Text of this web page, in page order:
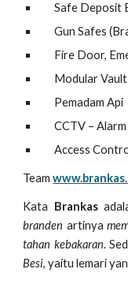
Safe Deposit
Gun Safes
Fire Door,
Modular
Pemadam Api
CCTV – Alarm
Access
Team
Kata Brankas
branden artinya
tahan kebakaran.
Besi, yaitu lemari